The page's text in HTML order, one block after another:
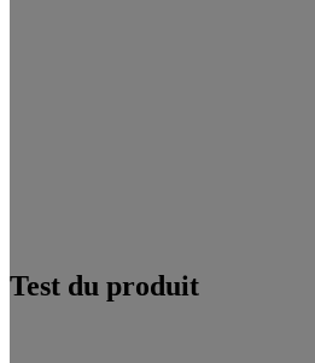
Test du produit